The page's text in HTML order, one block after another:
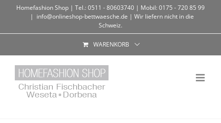
Homefashion Shop | Tel.: 0511 - 80603740 | Mobil: 0175 - 720 85 99
| info@onlineshop-bettwaesche.de | Wir liefern nicht in die
Schweiz.
WARENKORB